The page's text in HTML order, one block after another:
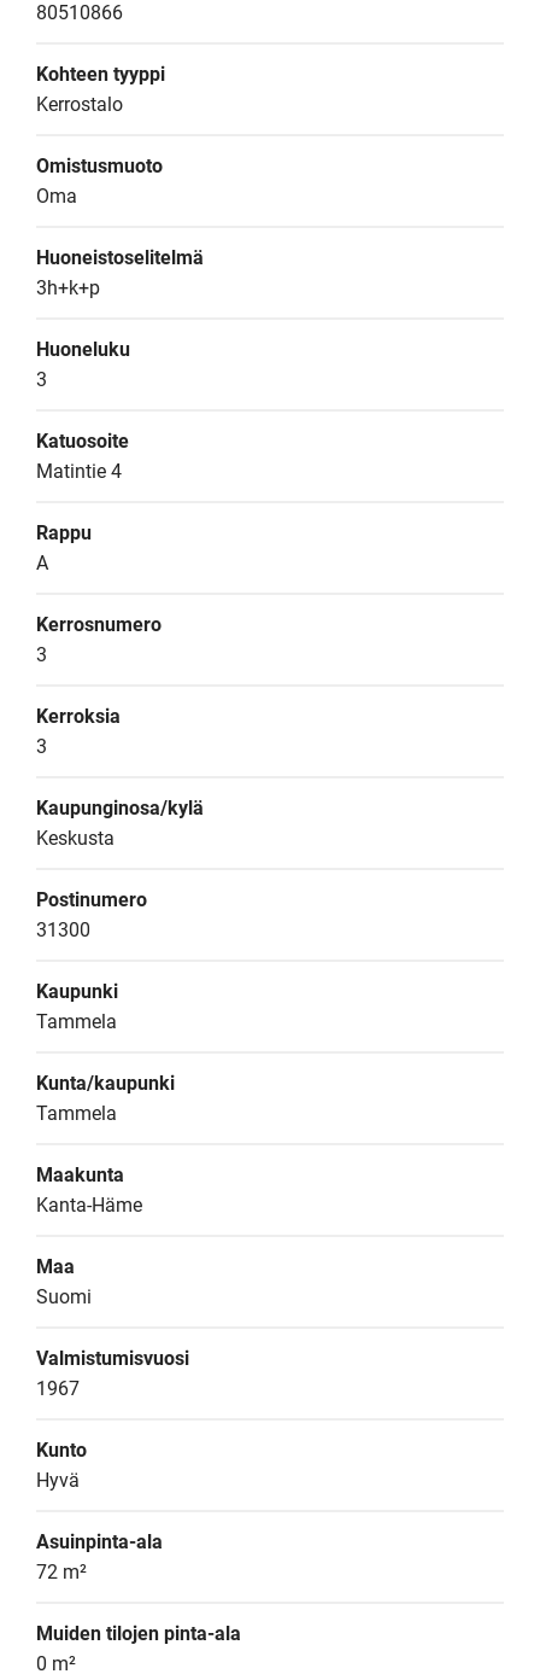
80510866
Kohteen tyyppi
Kerrostalo
Omistusmuoto
Oma
Huoneistoselitelmä
3h+k+p
Huoneluku
3
Katuosoite
Matintie 4
Rappu
A
Kerrosnumero
3
Kerroksia
3
Kaupunginosa/kylä
Keskusta
Postinumero
31300
Kaupunki
Tammela
Kunta/kaupunki
Tammela
Maakunta
Kanta-Häme
Maa
Suomi
Valmistumisvuosi
1967
Kunto
Hyvä
Asuinpinta-ala
72 m²
Muiden tilojen pinta-ala
0 m²